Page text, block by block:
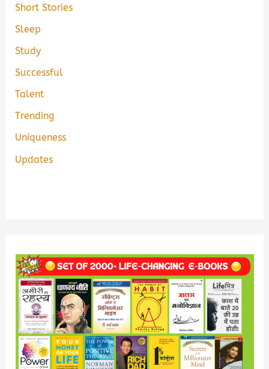
Short Stories
Sleep
Study
Successful
Talent
Trending
Uniqueness
Updates